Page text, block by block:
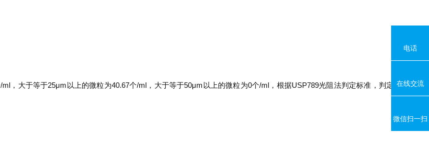
，大于等于25μm以上的微粒为40.67个/ml，大于等于50μm以上的微粒为0个/ml，根据USP789光阻法判定标准，判定
电话
在线交流
微信扫一扫